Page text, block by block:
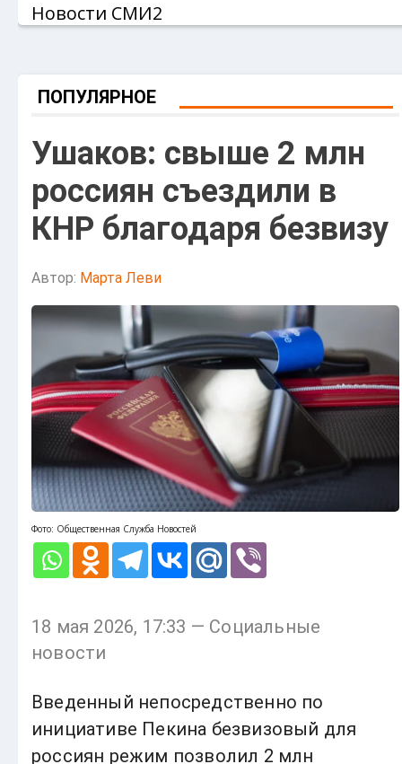
Новости СМИ2
ПОПУЛЯРНОЕ
Ушаков: свыше 2 млн
россиян съездили в
КНР благодаря безвизу
Автор: Марта Леви
Фото: Общественная Служба Новостей
18 мая 2026, 17:33 — Социальные
новости
Введенный непосредственно по
инициативе Пекина безвизовый для
россиян режим позволил 2 млн